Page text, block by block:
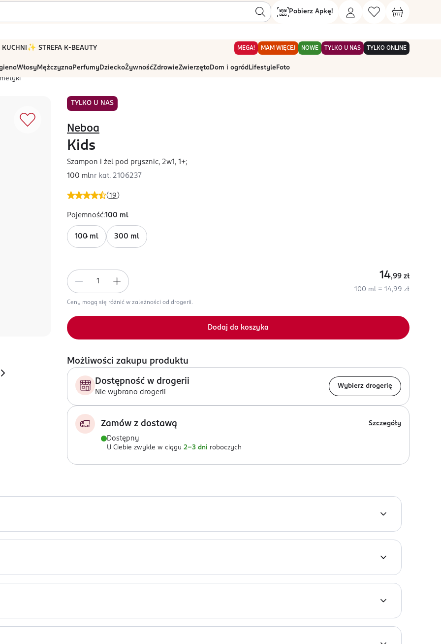
Pobierz Apkę!
KUCHNI ✨ STREFA K-BEAUTY MEGA! MAM WIĘCEJ NOWE TYLKO U NAS TYLKO ONLINE
WłosyMężczyznaPerfumyDzieckoŻywnośćZdrowieZwierzętaDom i ogród Lifestyle Foto
TYLKO U NAS
(19 )
Neboa
Kids
Szampon i żel pod prysznic, 2w1, 1+;
100 mlnr kat. 2106237
Pojemność:100 ml
100 ml 300 ml
14,99 zł
100 ml = 14,99 zł
Ceny mogą się różnić w zależności od drogerii.
Dodaj do koszyka
Możliwości zakupu produktu
Dostępność w drogerii
Nie wybrano drogerii
Wybierz drogerię
Zamów z dostawą Szczegóły
Dostępny
U Ciebie zwykle w ciągu 2-3 dni roboczych
dla dzieci Neboa Kids przeznaczony dla najmłodszych, od 1. roku życia. Doskonale sprawdzi się do każdego
naturalnego i łagodne substancje myjące, dzięki czemu nie powoduje podrażnień ani przesuszeń.
BETAINE, SODIUM LAUROYL SARCOSINATE, SESAMUM INDICUM SEED OIL, XYLITYLGLUCOSIDE,
HYDROXYPROPYLTRIMONIUM CHLORIDE, CITRIC ACID, POTASSIUM SORBATE, SODIUM BENZOATE, PARFUM.
Masować aż do uzyskania piany. Spłukać produkt ze skóry ciepłą wodą a na włosach pozostawić na 2-3